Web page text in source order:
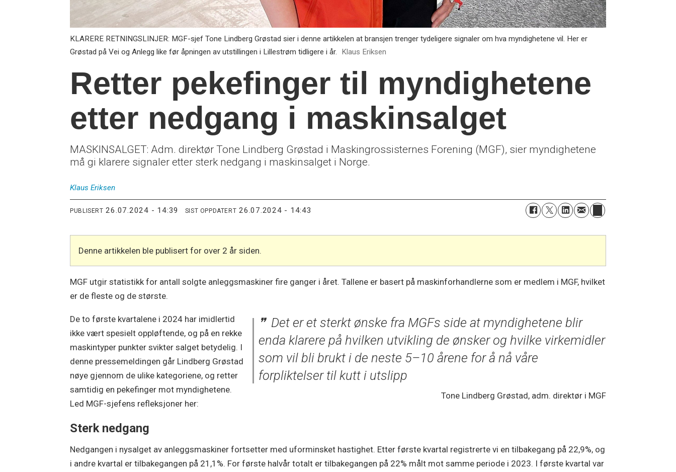
KLARERE RETNINGSLINJER: MGF-sjef Tone Lindberg Grøstad sier i denne artikkelen at bransjen trenger tydeligere signaler om hva myndighetene vil. Her er
Grøstad på Vei og Anlegg like før åpningen av utstillingen i Lillestrøm tidligere i år.
Klaus Eriksen
Retter pekefinger til myndighetene
etter nedgang i maskinsalget
MASKINSALGET: Adm. direktør Tone Lindberg Grøstad i Maskingrossisternes Forening (MGF), sier myndighetene
må gi klarere signaler etter sterk nedgang i maskinsalget i Norge.
Klaus Eriksen
PUBLISERT 26.07.2024 - 14:39 SIST OPPDATERT 26.07.2024 - 14:43
Denne artikkelen ble publisert for over 2 år siden.
MGF utgir statistikk for antall solgte anleggsmaskiner fire ganger i året. Tallene er basert på maskinforhandlerne som er medlem i MGF, hvilket
er de fleste og de største.
Det er et sterkt ønske fra MGFs side at myndighetene blir
enda klarere på hvilken utvikling de ønsker og hvilke virkemidler
som vil bli brukt i de neste 5–10 årene for å nå våre
forpliktelser til kutt i utslipp
Tone Lindberg Grøstad, adm. direktør i MGF
De to første kvartalene i 2024 har imidlertid
ikke vært spesielt oppløftende, og på en rekke
maskintyper punkter svikter salget betydelig. I
denne pressemeldingen går Lindberg Grøstad
nøye gjennom de ulike kategoriene, og retter
samtidig en pekefinger mot myndighetene.
Led MGF-sjefens refleksjoner her:
Sterk nedgang
Nedgangen i nysalget av anleggsmaskiner fortsetter med uforminsket hastighet. Etter første kvartal registrerte vi en tilbakegang på 22,9%, og
i andre kvartal er tilbakegangen på 21,1%. For første halvår totalt er tilbakegangen på 22% målt mot samme periode i 2023. I første kvartal var